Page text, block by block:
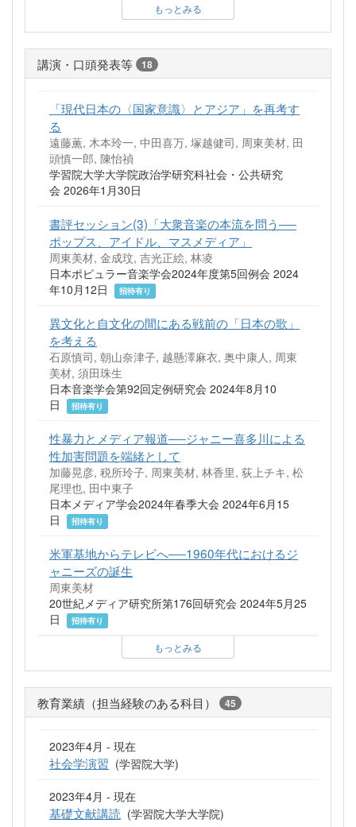
もっとみる
講演・口頭発表等 18
「現代日本の〈国家意識〉とアジア」を再考す
る
遠藤薫, 木本玲一, 中田喜万, 塚越健司, 周東美材, 田
頭慎一郎, 陳怡禎
学習院大学大学院政治学研究科社会・公共研究
会 2026年1月30日
書評セッション(3)「大衆音楽の本流を問う──
ポップス、アイドル、マスメディア」
周東美材, 金成玟, 吉光正絵, 林凌
日本ポピュラー音楽学会2024年度第5回例会 2024
年10月12日
招待有り
異文化と自文化の間にある戦前の「日本の歌」
を考える
石原慎司, 朝山奈津子, 越懸澤麻衣, 奥中康人, 周東
美材, 須田珠生
日本音楽学会第92回定例研究会 2024年8月10
日
招待有り
性暴力とメディア報道──ジャニー喜多川による
性加害問題を端緒として
加藤晃彦, 税所玲子, 周東美材, 林香里, 荻上チキ, 松
尾理也, 田中東子
日本メディア学会2024年春季大会 2024年6月15
日
招待有り
米軍基地からテレビへ──1960年代におけるジ
ャニーズの誕生
周東美材
20世紀メディア研究所第176回研究会 2024年5月25
日
招待有り
もっとみる
教育業績（担当経験のある科目） 45
2023年4月 - 現在
社会学演習 (学習院大学)
2023年4月 - 現在
基礎文献講読 (学習院大学大学院)